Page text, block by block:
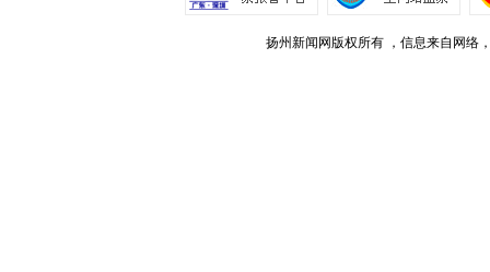
扬州新闻网版权所有 ，信息来自网络